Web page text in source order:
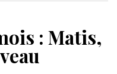
: Matis,